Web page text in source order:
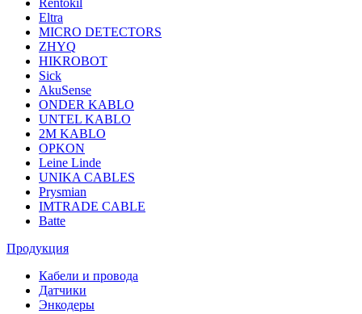
Rentokil
Eltra
MICRO DETECTORS
ZHYQ
HIKROBOT
Sick
AkuSense
ONDER KABLO
UNTEL KABLO
2M KABLO
OPKON
Leine Linde
UNIKA CABLES
Prysmian
IMTRADE CABLE
Batte
Продукция
Кабели и провода
Датчики
Энкодеры